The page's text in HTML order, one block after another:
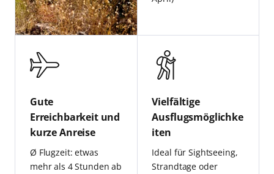
Ø Flugzeit: etwas
mehr als 4 Stunden ab
Gute
Erreichbarkeit und
kurze Anreise
Ideal für Sightseeing,
Strandtage oder
Vielfältige
Ausflugsmöglichke
iten